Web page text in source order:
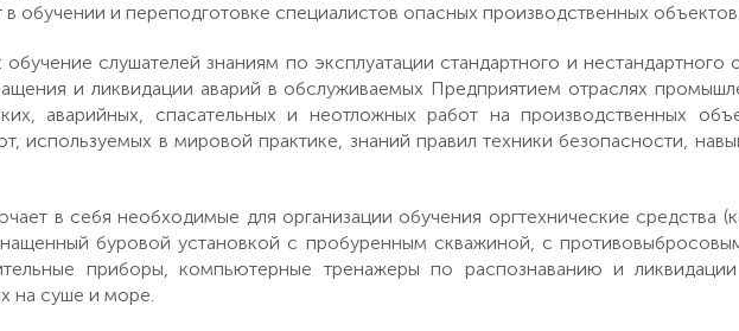
в обучении и переподготовке специалистов опасных производственных
слушателей знаниям по эксплуатации стандартного и
и ликвидации аварий в обслуживаемых Предприятием отраслях
аварийных, спасательных и неотложных работ на производственных
используемых в мировой практике, знаний правил техники безопасности,
в себя необходимые для организации обучения оргтехнические
буровой установкой с пробуренным скважиной, с
приборы, компьютерные тренажеры по распознаванию и
на суше и море.